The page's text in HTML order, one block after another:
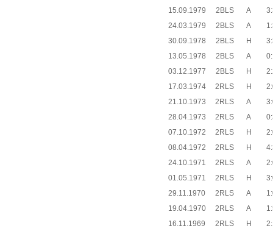
15.09.1979
2BLS A
24.03.1979
2BLS A
30.09.1978
2BLS H
13.05.1978
2BLS A
03.12.1977
2BLS H
17.03.1974
2RLS H
21.10.1973
2RLS A
28.04.1973
2RLS A
07.10.1972
2RLS H
08.04.1972
2RLS H
24.10.1971
2RLS A
01.05.1971
2RLS H
29.11.1970
2RLS A
19.04.1970
2RLS A
16.11.1969
2RLS H